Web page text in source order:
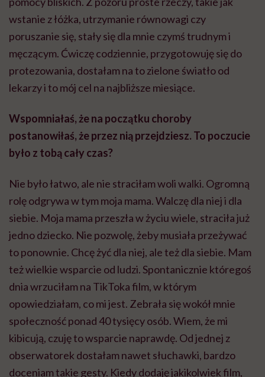
wstanie z łóżka, utrzymanie równowagi czy
poruszanie się, stały się dla mnie czymś trudnym i
męczącym. Ćwiczę codziennie, przygotowuję się do
protezowania, dostałam na to zielone światło od
lekarzy i to mój cel na najbliższe miesiące.
Wspomniałaś, że na początku choroby
postanowiłaś, że przez nią przejdziesz. To poczucie
było z tobą cały czas?
Nie było łatwo, ale nie straciłam woli walki. Ogromną
rolę odgrywa w tym moja mama. Walczę dla niej i dla
siebie. Moja mama przeszła w życiu wiele, straciła już
jedno dziecko. Nie pozwolę, żeby musiała przeżywać
to ponownie. Chcę żyć dla niej, ale też dla siebie. Mam
też wielkie wsparcie od ludzi. Spontanicznie któregoś
dnia wrzuciłam na TikToka film, w którym
opowiedziałam, co mi jest. Zebrała się wokół mnie
społeczność ponad 40 tysięcy osób. Wiem, że mi
kibicują, czuję to wsparcie naprawdę. Od jednej z
obserwatorek dostałam nawet słuchawki, bardzo
doceniam takie gesty. Kiedy dodaję jakikolwiek film,